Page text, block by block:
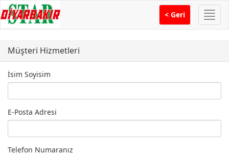
Menü
< Geri
Müşteri Hizmetleri
İsim Soyisim
E-Posta Adresi
Telefon Numaranız